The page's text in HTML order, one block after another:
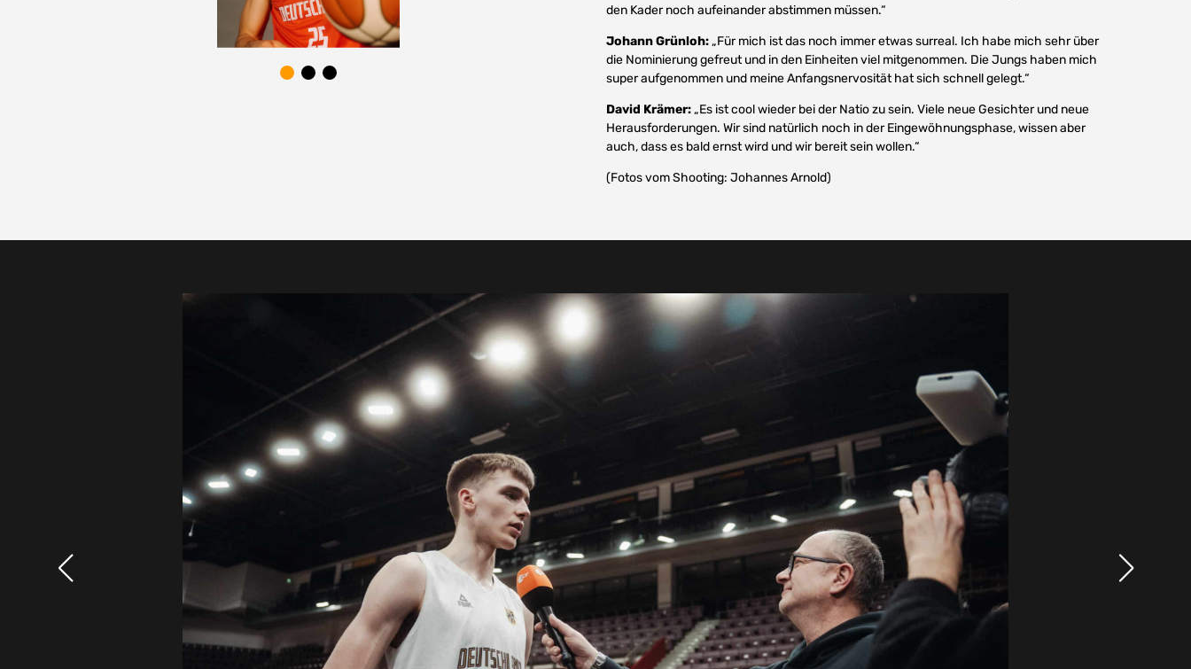
den Kader noch aufeinander abstimmen müssen.“
Johann Grünloh: „Für mich ist das noch immer etwas surreal. Ich habe mich sehr über
die Nominierung gefreut und in den Einheiten viel mitgenommen. Die Jungs haben mich
super aufgenommen und meine Anfangsnervosität hat sich schnell gelegt.“
David Krämer: „Es ist cool wieder bei der Natio zu sein. Viele neue Gesichter und neue
Herausforderungen. Wir sind natürlich noch in der Eingewöhnungsphase, wissen aber
auch, dass es bald ernst wird und wir bereit sein wollen.“
(Fotos vom Shooting: Johannes Arnold)